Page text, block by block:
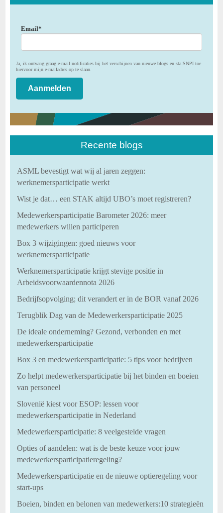
Email*
Ja, ik ontvang graag e-mail notificaties bij het verschijnen van nieuwe blogs en sta SNPI toe
hiervoor mijn e-mailadres op te slaan.
Recente blogs
ASML bevestigt wat wij al jaren zeggen:
werknemersparticipatie werkt
Wist je dat… een STAK altijd UBO’s moet registreren?
Medewerkersparticipatie Barometer 2026: meer
medewerkers willen participeren
Box 3 wijzigingen: goed nieuws voor
werknemersparticipatie
Werknemersparticipatie krijgt stevige positie in
Arbeidsvoorwaardennota 2026
Bedrijfsopvolging; dit verandert er in de BOR vanaf 2026
Terugblik Dag van de Medewerkersparticipatie 2025
De ideale onderneming? Gezond, verbonden en met
medewerkersparticipatie
Box 3 en medewerkersparticipatie: 5 tips voor bedrijven
Zo helpt medewerkersparticipatie bij het binden en boeien
van personeel
Slovenië kiest voor ESOP: lessen voor
medewerkersparticipatie in Nederland
Medewerkersparticipatie: 8 veelgestelde vragen
Opties of aandelen: wat is de beste keuze voor jouw
medewerkersparticipatieregeling?
Medewerkersparticipatie en de nieuwe optieregeling voor
start-ups
Boeien, binden en belonen van medewerkers:10 strategieën